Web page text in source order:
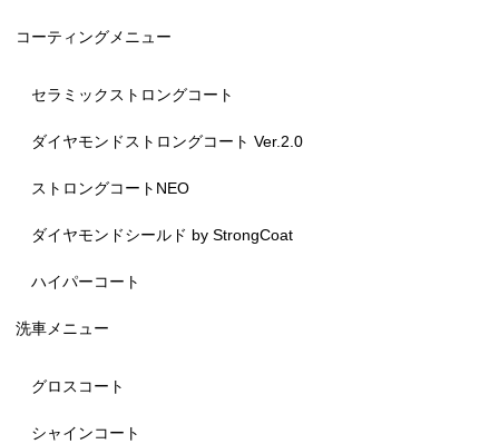
コーティングメニュー
セラミックストロングコート
ダイヤモンドストロングコート Ver.2.0
ストロングコートNEO
ダイヤモンドシールド by StrongCoat
ハイパーコート
洗車メニュー
グロスコート
シャインコート